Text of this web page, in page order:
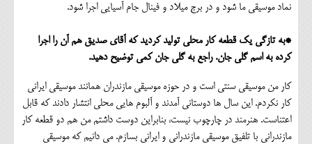
نماد موسیقی ما شود و در برج میلاد و فینال جام آسیایی اجرا شود.
*به تازگی یک قطعه کار محلی تولید کردید که آقای صدیق هم آن را اجرا
کرده به اسم گلی جان. راجع به گلی جان کمی توضیح دهید.
کار من موسیقی سنتی است و در حوزه موسیقی مازندران همانند موسیقی ایرانی
کار نکردم. این سال ها دوستانی آمدند و آلبوم هایی محلی انتشار دادند که قابل
اعتناست. هنرمند در چارچوب نیست، بنابراین دوست داشتم من هم دو قطعه کار
مازندرانی با تلفیق موسیقی مازندرانی و ایرانی بسازم. می دانیم که موسیقی